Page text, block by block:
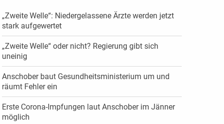
„Zweite Welle“: Niedergelassene Ärzte werden jetzt
stark aufgewertet
„Zweite Welle“ oder nicht? Regierung gibt sich
uneinig
Anschober baut Gesundheitsministerium um und
räumt Fehler ein
Erste Corona-Impfungen laut Anschober im Jänner
möglich